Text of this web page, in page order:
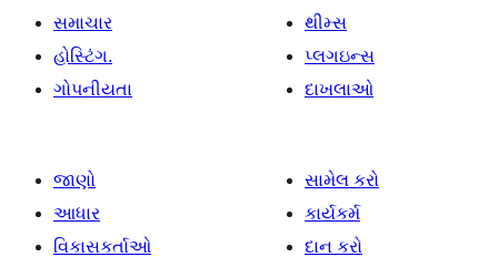
સમાચાર
હોસ્ટિંગ.
ગોપનીયતા
થીમ્સ
પ્લગઇન્સ
દાખલાઓ
જાણો
આધાર
વિકાસકર્તાઓ
સામેલ કરો
કાર્યકર્મ
દાન કરો